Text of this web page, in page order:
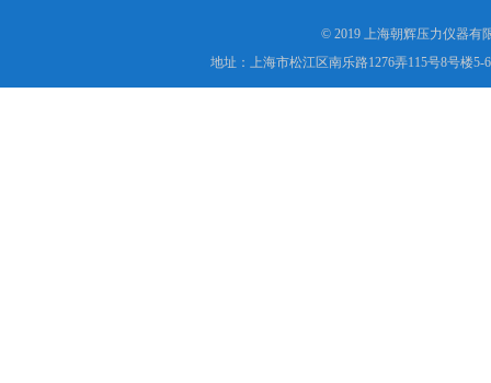
© 2019 上海朝辉压力仪器有
地址：上海市松江区南乐路1276弄115号8号楼5-